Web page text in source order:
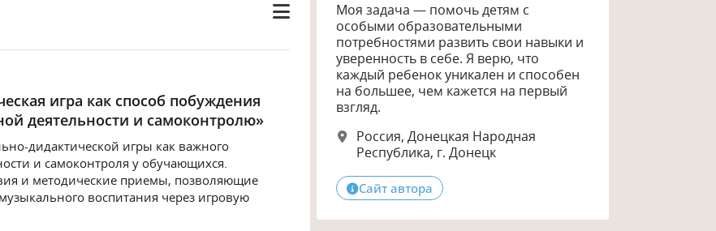
игра как способ побуждения
деятельности и самоконтролю»
дидактической игры как важного
и самоконтроля у обучающихся.
и методические приемы, позволяющие
воспитания через игровую
Моя задача — помочь детям с
особыми образовательными
потребностями развить свои навыки и
уверенность в себе. Я верю, что
каждый ребенок уникален и способен
на большее, чем кажется на первый
взгляд.
Россия, Донецкая Народная
Республика, г. Донецк
Сайт автора